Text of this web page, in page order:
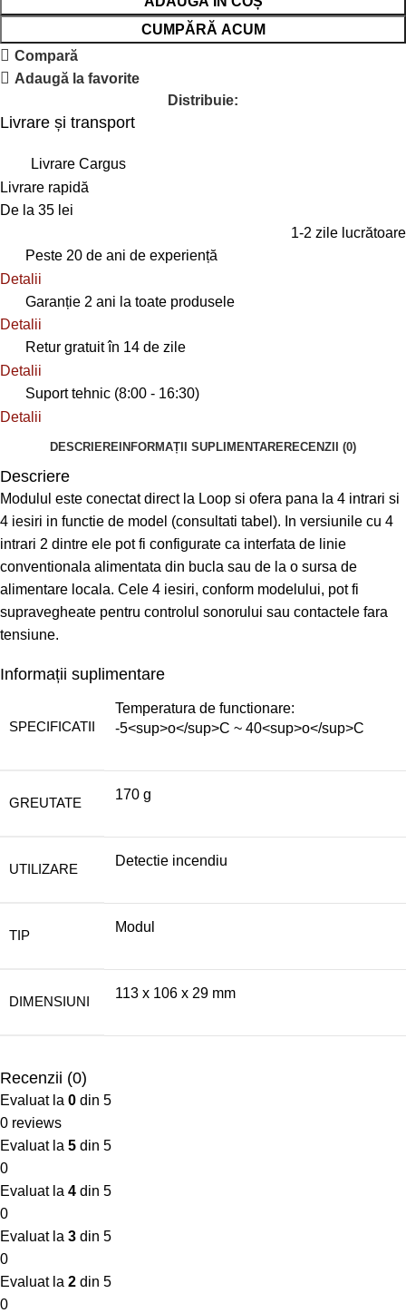
CUMPĂRĂ ACUM
Compară
Adaugă la favorite
Distribuie:
Livrare și transport
Livrare Cargus
Livrare rapidă
De la 35 lei
1-2 zile lucrătoare
Peste 20 de ani de experiență
Detalii
Garanție 2 ani la toate produsele
Detalii
Retur gratuit în 14 de zile
Detalii
Suport tehnic (8:00 - 16:30)
Detalii
DESCRIERE INFORMAȚII SUPLIMENTARERECENZII (0)
Descriere
Modulul este conectat direct la Loop si ofera pana la 4 intrari si
4 iesiri in functie de model (consultati tabel). In versiunile cu 4
intrari 2 dintre ele pot fi configurate ca interfata de linie
conventionala alimentata din bucla sau de la o sursa de
alimentare locala. Cele 4 iesiri, conform modelului, pot fi
supravegheate pentru controlul sonorului sau contactele fara
tensiune.
Informații suplimentare
SPECIFICATII
Temperatura de functionare:
-5<sup>o</sup>C ~ 40<sup>o</sup>C
GREUTATE
170 g
UTILIZARE
Detectie incendiu
TIP
Modul
DIMENSIUNI
113 x 106 x 29 mm
Recenzii (0)
Evaluat la 0 din 5
0 reviews
Evaluat la 5 din 5
0
Evaluat la 4 din 5
0
Evaluat la 3 din 5
0
Evaluat la 2 din 5
0